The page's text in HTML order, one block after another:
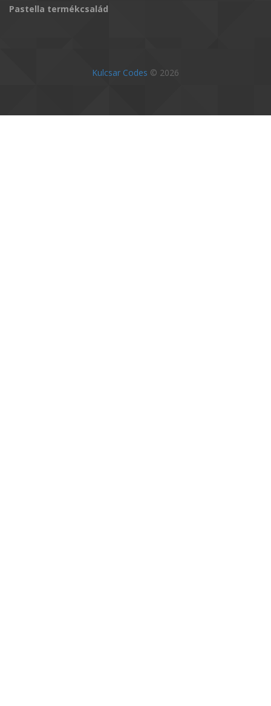
Pastella termékcsalád
Kulcsar Codes © 2026